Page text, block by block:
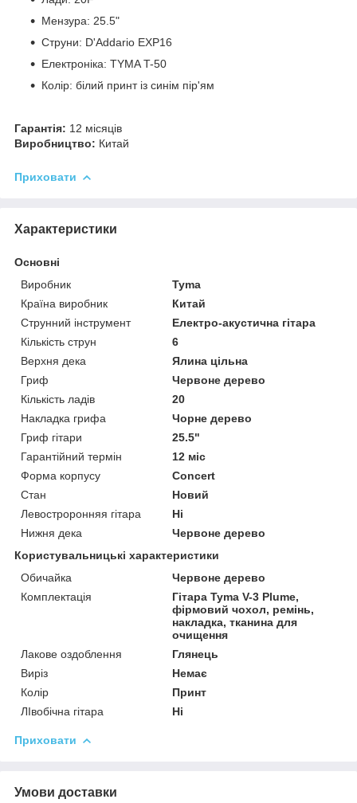
Мензура: 25.5"
Струни: D'Addario EXP16
Електроніка: TYMA T-50
Колір: білий принт із синім пір'ям
Гарантія: 12 місяців
Виробництво: Китай
Приховати
Характеристики
Основні
Виробник
Tyma
Країна виробник
Китай
Струнний інструмент
Електро-акустична гітара
Кількість струн
6
Верхня дека
Ялина цільна
Гриф
Червоне дерево
Кількість ладів
20
Накладка грифа
Чорне дерево
Гриф гітари
25.5"
Гарантійний термін
12 міс
Форма корпусу
Concert
Стан
Новий
Левостроронняя гітара
Ні
Нижня дека
Червоне дерево
Користувальницькі характеристики
Обичайка
Червоне дерево
Комплектація
Гітара Tyma V-3 Plume,
фірмовий чохол, ремінь,
накладка, тканина для
очищення
Лакове оздоблення
Глянець
Виріз
Немає
Колір
Принт
ЛІвобічна гітара
Ні
Приховати
Умови доставки